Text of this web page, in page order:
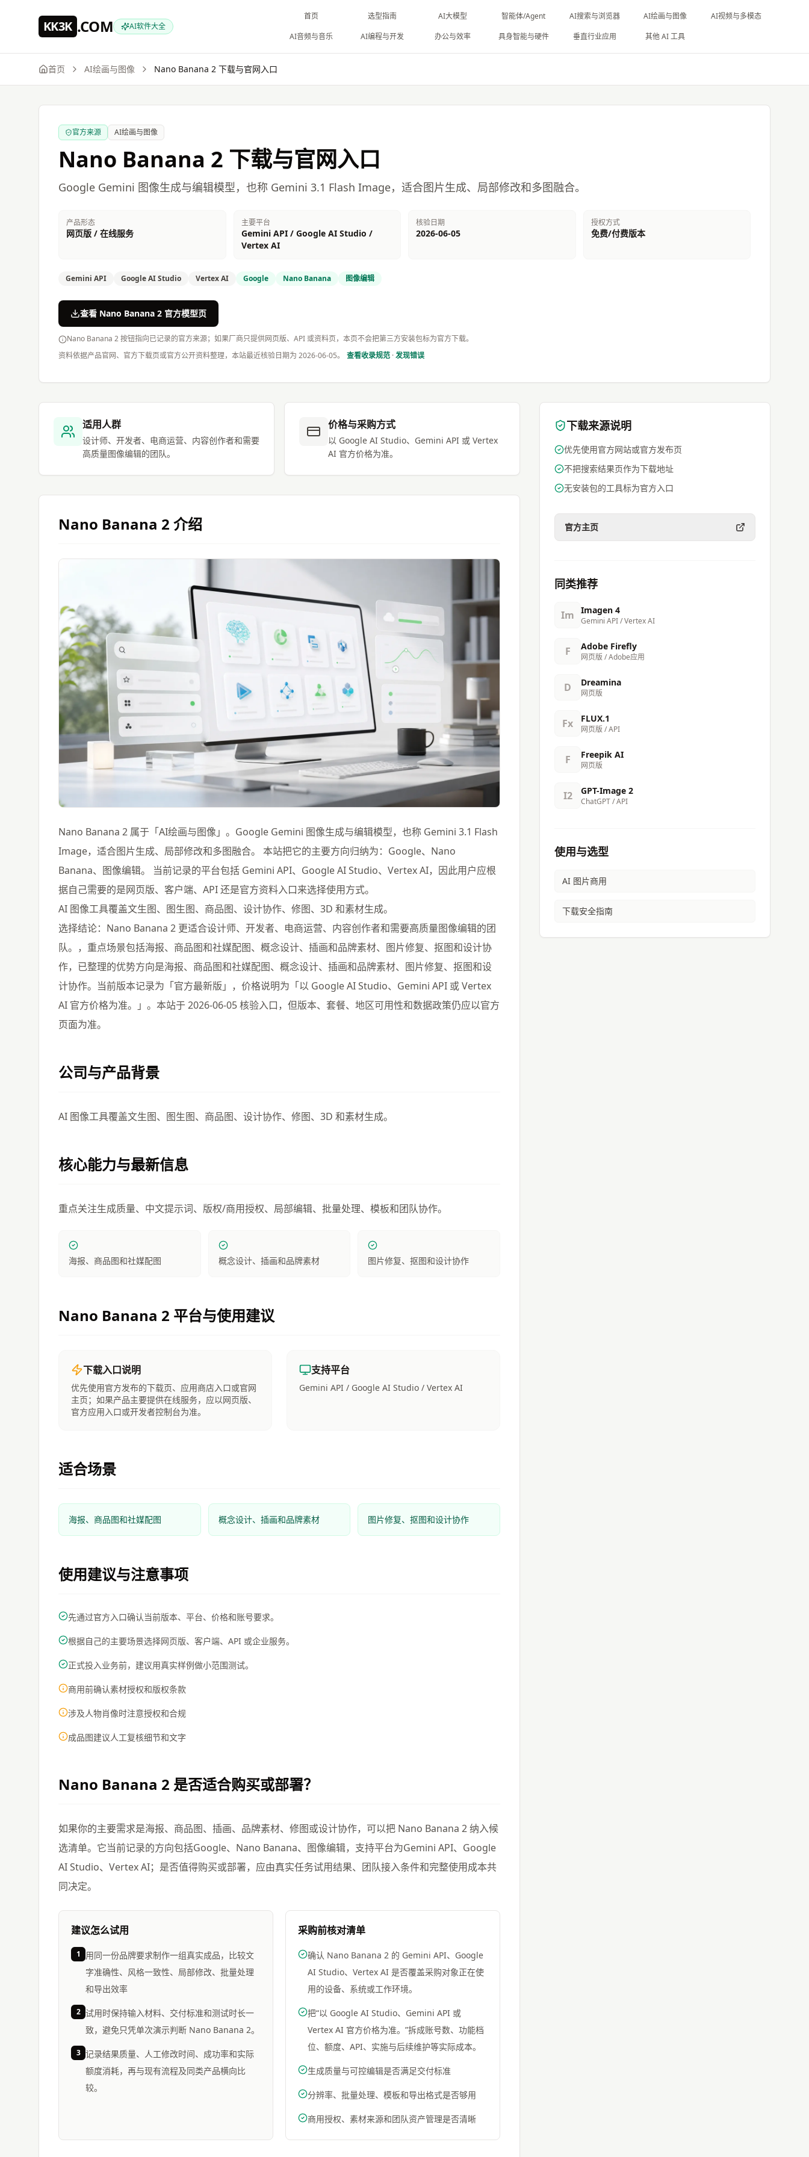
KK3K .COM AI软件大全
首页 选型指南 AI大模型 智能体/Agent AI搜索与浏览器 AI绘画与图像
AI视频与多模态
AI音频与音乐
AI编程与开发 办公与效率 具身智能与硬件 垂直行业应用 其他 AI 工具
首页 AI绘画与图像 Nano Banana 2 下载与官网入口
官方来源 AI绘画与图像
Nano Banana 2 下载与官网入口
Google Gemini 图像生成与编辑模型，也称 Gemini 3.1 Flash Image，适合图片生成、局部修改和多图融合。
产品形态
网页版 / 在线服务
主要平台
Gemini API / Google AI Studio /
Vertex AI
核验日期
2026-06-05
授权方式
免费/付费版本
Gemini API Google AI Studio Vertex AI Google Nano Banana 图像编辑
查看 Nano Banana 2 官方模型页
Nano Banana 2 按钮指向已记录的官方来源；如果厂商只提供网页版、API 或资料页，本页不会把第三方安装包标为官方下载。
资料依据产品官网、官方下载页或官方公开资料整理，本站最近核验日期为 2026-06-05。 查看收录规范 ·发现错误
适用人群
设计师、开发者、电商运营、内容创作者和需要
高质量图像编辑的团队。
价格与采购方式
以 Google AI Studio、Gemini API 或 Vertex
AI 官方价格为准。
Nano Banana 2 介绍
Nano Banana 2 属于「AI绘画与图像」。Google Gemini 图像生成与编辑模型，也称 Gemini 3.1 Flash
Image，适合图片生成、局部修改和多图融合。 本站把它的主要方向归纳为：Google、Nano
Banana、图像编辑。 当前记录的平台包括 Gemini API、Google AI Studio、Vertex AI，因此用户应根
据自己需要的是网页版、客户端、API 还是官方资料入口来选择使用方式。
AI 图像工具覆盖文生图、图生图、商品图、设计协作、修图、3D 和素材生成。
选择结论：Nano Banana 2 更适合设计师、开发者、电商运营、内容创作者和需要高质量图像编辑的团
队。，重点场景包括海报、商品图和社媒配图、概念设计、插画和品牌素材、图片修复、抠图和设计协
作，已整理的优势方向是海报、商品图和社媒配图、概念设计、插画和品牌素材、图片修复、抠图和设
计协作。当前版本记录为「官方最新版」，价格说明为「以 Google AI Studio、Gemini API 或 Vertex
AI 官方价格为准。」。本站于 2026-06-05 核验入口，但版本、套餐、地区可用性和数据政策仍应以官方
页面为准。
公司与产品背景
AI 图像工具覆盖文生图、图生图、商品图、设计协作、修图、3D 和素材生成。
核心能力与最新信息
重点关注生成质量、中文提示词、版权/商用授权、局部编辑、批量处理、模板和团队协作。
海报、商品图和社媒配图 概念设计、插画和品牌素材 图片修复、抠图和设计协作
Nano Banana 2 平台与使用建议
下载入口说明
优先使用官方发布的下载页、应用商店入口或官网
主页；如果产品主要提供在线服务，应以网页版、
官方应用入口或开发者控制台为准。
支持平台
Gemini API / Google AI Studio / Vertex AI
适合场景
海报、商品图和社媒配图 概念设计、插画和品牌素材 图片修复、抠图和设计协作
使用建议与注意事项
先通过官方入口确认当前版本、平台、价格和账号要求。
根据自己的主要场景选择网页版、客户端、API 或企业服务。
正式投入业务前，建议用真实样例做小范围测试。
商用前确认素材授权和版权条款
涉及人物肖像时注意授权和合规
成品图建议人工复核细节和文字
Nano Banana 2 是否适合购买或部署？
如果你的主要需求是海报、商品图、插画、品牌素材、修图或设计协作，可以把 Nano Banana 2 纳入候
选清单。它当前记录的方向包括Google、Nano Banana、图像编辑，支持平台为Gemini API、Google
AI Studio、Vertex AI；是否值得购买或部署，应由真实任务试用结果、团队接入条件和完整使用成本共
同决定。
建议怎么试用
1
用同一份品牌要求制作一组真实成品，比较文
字准确性、风格一致性、局部修改、批量处理
和导出效率
2 试用时保持输入材料、交付标准和测试时长一
致，避免只凭单次演示判断 Nano Banana 2。
3 记录结果质量、人工修改时间、成功率和实际
额度消耗，再与现有流程及同类产品横向比
较。
采购前核对清单
确认 Nano Banana 2 的 Gemini API、Google
AI Studio、Vertex AI 是否覆盖采购对象正在使
用的设备、系统或工作环境。
把“以 Google AI Studio、Gemini API 或
Vertex AI 官方价格为准。”拆成账号数、功能档
位、额度、API、实施与后续维护等实际成本。
生成质量与可控编辑是否满足交付标准
分辨率、批量处理、模板和导出格式是否够用
商用授权、素材来源和团队资产管理是否清晰
下载来源说明
优先使用官方网站或官方发布页
不把搜索结果页作为下载地址
无安装包的工具标为官方入口
官方主页
同类推荐
Im Imagen 4
Gemini API / Vertex AI
F Adobe Firefly
网页版 / Adobe应用
D Dreamina
网页版
Fx FLUX.1
网页版 / API
F Freepik AI
网页版
I2 GPT-Image 2
ChatGPT / API
使用与选型
AI 图片商用
下载安全指南